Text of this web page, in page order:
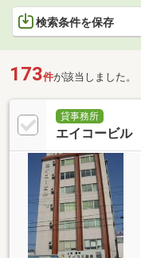
検索条件を保存
173件が該当しました。
貸事務所
エイコービル